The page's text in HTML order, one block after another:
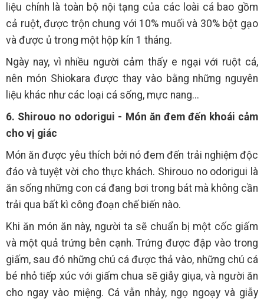
liệu chính là toàn bộ nội tạng của các loài cá bao gồm
cả ruột, được trộn chung với 10% muối và 30% bột gạo
và được ủ trong một hộp kín 1 tháng.
Ngày nay, vì nhiều người cảm thấy e ngại với ruột cá,
nên món Shiokara được thay vào bằng những nguyên
liệu khác như các loại cá sống, mực nang...
6. Shirouo no odorigui - Món ăn đem đến khoái cảm
cho vị giác
Món ăn được yêu thích bởi nó đem đến trải nghiệm độc
đáo và tuyệt vời cho thực khách. Shirouo no odorigui là
ăn sống những con cá đang bơi trong bát mà không cần
trải qua bất kì công đoạn chế biến nào.
Khi ăn món ăn này, người ta sẽ chuẩn bị một cốc giấm
và một quả trứng bên cạnh. Trứng được đập vào trong
giấm, sau đó những chú cá được thả vào, những chú cá
bé nhỏ tiếp xúc với giấm chua sẽ giẫy giụa, và người ăn
cho ngay vào miệng. Cá vẫn nhảy, ngọ ngoạy và giẫy